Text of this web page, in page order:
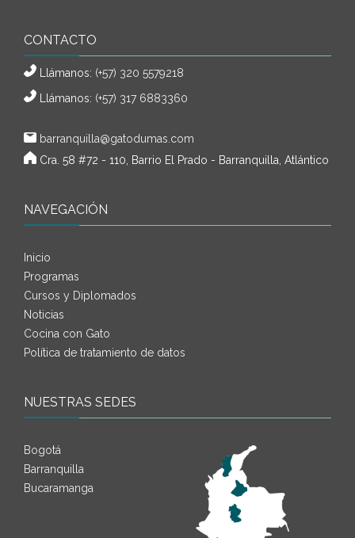
CONTACTO
Llámanos: (+57) 320 5579218
Llámanos: (+57) 317 6883360
barranquilla@gatodumas.com
Cra. 58 #72 - 110, Barrio El Prado - Barranquilla, Atlántico
NAVEGACIÓN
Inicio
Programas
Cursos y Diplomados
Noticias
Cocina con Gato
Política de tratamiento de datos
NUESTRAS SEDES
Bogotá
Barranquilla
Bucaramanga